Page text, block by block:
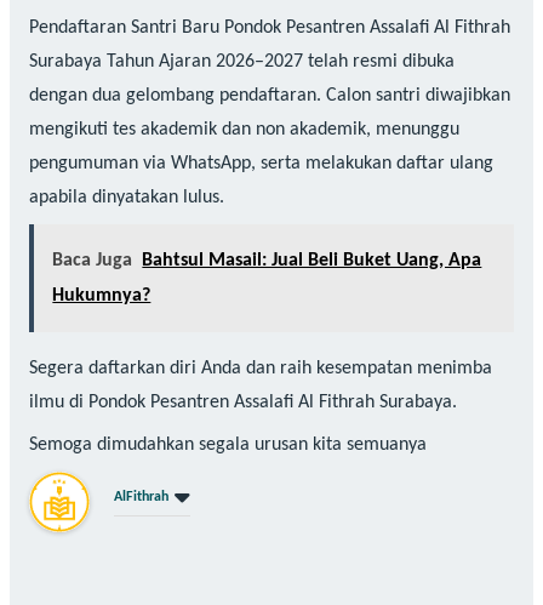
Pendaftaran Santri Baru Pondok Pesantren Assalafi Al Fithrah
Surabaya Tahun Ajaran 2026–2027 telah resmi dibuka
dengan dua gelombang pendaftaran. Calon santri diwajibkan
mengikuti tes akademik dan non akademik, menunggu
pengumuman via WhatsApp, serta melakukan daftar ulang
apabila dinyatakan lulus.
Baca Juga
Bahtsul Masail: Jual Beli Buket Uang, Apa
Hukumnya?
Segera daftarkan diri Anda dan raih kesempatan menimba
ilmu di Pondok Pesantren Assalafi Al Fithrah Surabaya.
Semoga dimudahkan segala urusan kita semuanya
AlFithrah